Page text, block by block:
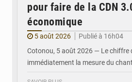
pour faire de la CDN
économique
5 août 2026
Publié à 16h04
Cotonou, 5 août 2026 — Le chiffre
immédiatement la mesure du